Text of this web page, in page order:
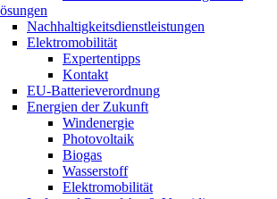
Nachhaltigkeitsdienstleistungen
Elektromobilität
Expertentipps
Kontakt
EU-Batterieverordnung
Energien der Zukunft
Windenergie
Photovoltaik
Biogas
Wasserstoff
Elektromobilität